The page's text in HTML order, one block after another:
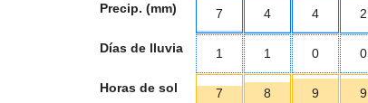
Precip. (mm) 7 4 4 2
Días de lluvia 1 1 0 0
Horas de sol 7 8 9 9